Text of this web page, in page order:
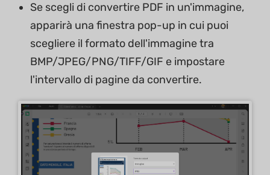
Se scegli di convertire PDF in un'immagine,
apparirà una finestra pop-up in cui puoi
scegliere il formato dell'immagine tra
BMP/JPEG/PNG/TIFF/GIF e impostare
l'intervallo di pagine da convertire.